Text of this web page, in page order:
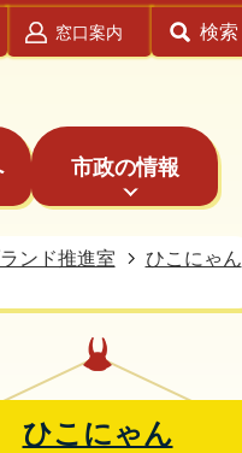
窓口案内 検索
市政の情報
ンド推進室
ひこにゃん
ひこにゃん